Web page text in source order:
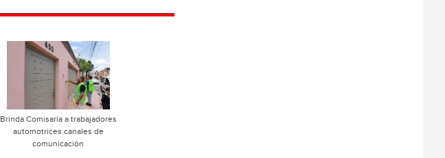
Brinda Comisaría a trabajadores
automotrices canales de
comunicación